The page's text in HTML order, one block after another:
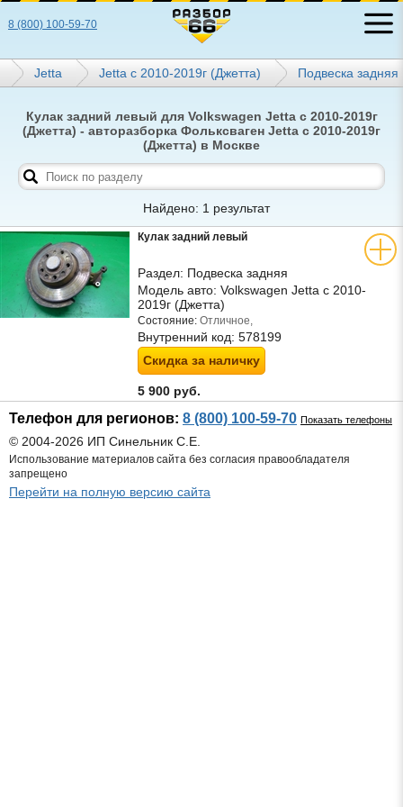
8 (800) 100-59-70
Jetta Jetta с 2010-2019г (Джетта) Подвеска задняя
Кулак задний левый для Volkswagen Jetta с 2010-2019г
(Джетта) - авторазборка Фольксваген Jetta с 2010-2019г
(Джетта) в Москве
Найдено: 1 результат
Кулак задний левый
Раздел: Подвеска задняя
Модель авто: Volkswagen Jetta с 2010-
2019г (Джетта)
Состояние: Отличное,
Внутренний код: 578199
Скидка за наличку
5 900 руб.
Телефон для регионов: 8 (800) 100-59-70 Показать телефоны
© 2004-2026 ИП Синельник С.Е.
Использование материалов сайта без согласия правообладателя
запрещено
Перейти на полную версию сайта